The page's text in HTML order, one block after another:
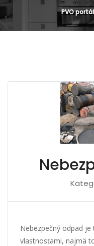
PVO portál
Nebezpečný odpad
vlastnosťami, najmä